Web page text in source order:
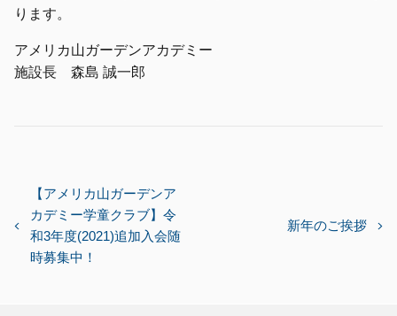
ります。
アメリカ山ガーデンアカデミー
施設長 森島 誠一郎
稿
ナ
【アメリカ山ガーデンア
カデミー学童クラブ】令
和3年度(2021)追加入会随
時募集中！
新年のご挨拶